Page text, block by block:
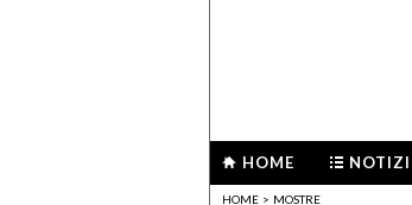
HOME
HOME > MOSTRE